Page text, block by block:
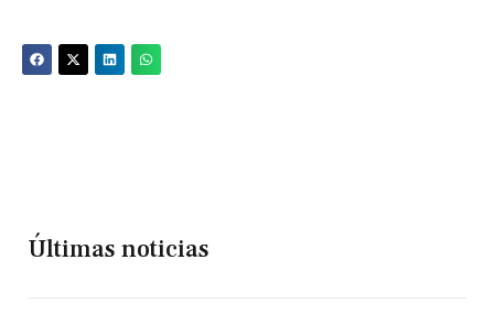
Últimas noticias